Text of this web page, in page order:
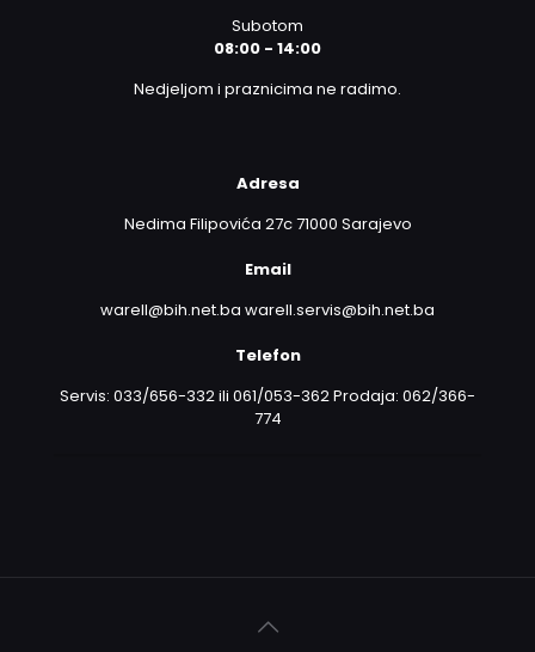
Subotom
08:00 - 14:00
Nedjeljom i praznicima ne radimo.
Adresa
Nedima Filipovića 27c 71000 Sarajevo
Email
warell@bih.net.ba warell.servis@bih.net.ba
Telefon
Servis: 033/656-332 ili 061/053-362 Prodaja: 062/366-
774